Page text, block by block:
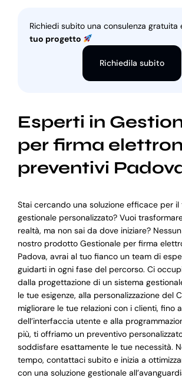
Richiedi subito una consulenza gratuita
tuo progetto
Richiedila subito
Esperti in
per firma
preventivi
Stai cercando una soluzione efficace per il
gestionale personalizzato? Vuoi
realtà, ma non sai da dove iniziare?
nostro prodotto Gestionale per firma
Padova, avrai al tuo fianco un team di
guidarti in ogni fase del percorso. Ci
dalla progettazione di un sistema
le tue esigenze, alla personalizzazione del
migliorare le tue relazioni con i clienti, fino
dell’interfaccia utente e alla
più, ti offriamo un preventivo
soddisfare esattamente le tue necessità.
tempo, contattaci subito e inizia a
con una soluzione gestionale